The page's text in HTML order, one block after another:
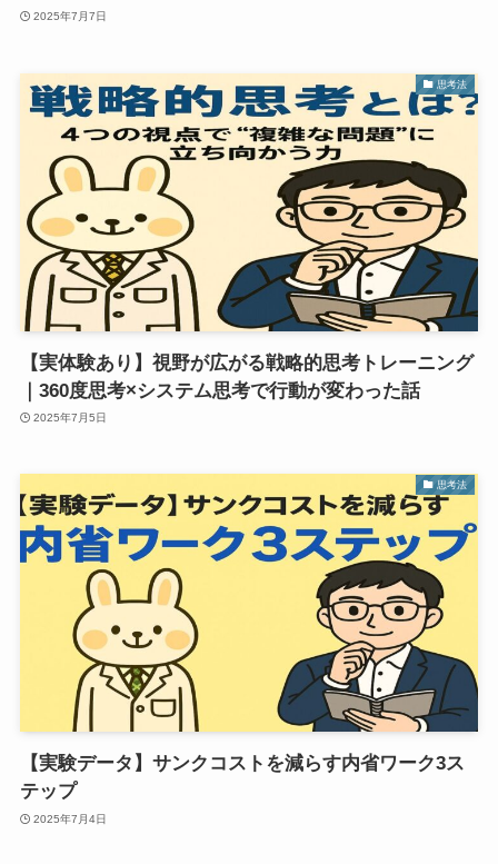
2025年7月7日
思考法
【実体験あり】視野が広がる戦略的思考トレーニング
｜360度思考×システム思考で行動が変わった話
2025年7月5日
思考法
【実験データ】サンクコストを減らす内省ワーク3ス
テップ
2025年7月4日